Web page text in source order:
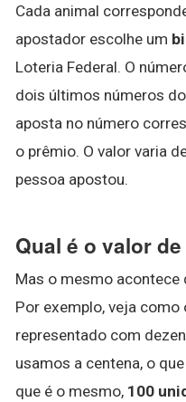
Cada animal
apostador escolhe um
Loteria Federal. O
dois últimos números
aposta no número
o prêmio. O valor varia
pessoa apostou.
Qual é o valor
Mas o mesmo acontece
Por exemplo, veja como
representado com
usamos a centena, o
que é o mesmo, 100